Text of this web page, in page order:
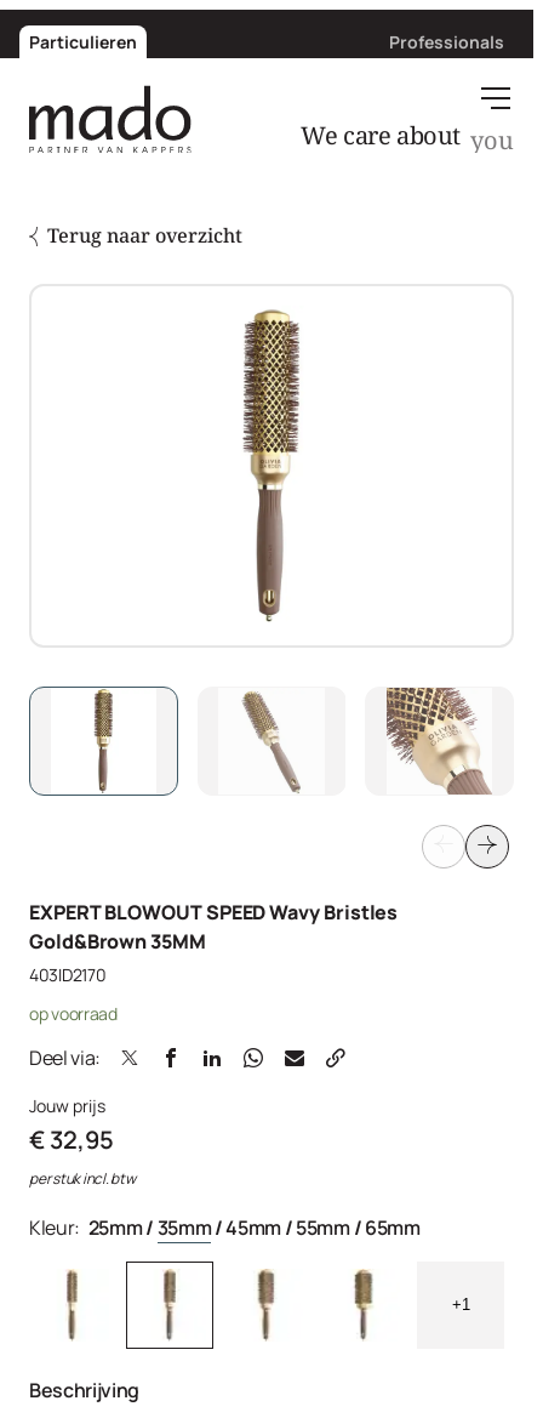
Particulieren Professionals
We care about
Terug naar overzicht
EXPERT BLOWOUT SPEED Wavy Bristles
Gold&Brown 35MM
403ID2170
op voorraad
Deel via:
Jouw prijs
€ 32,95
per stuk incl. btw
Kleur: 25mm/35mm/45mm/55mm/65mm
+1
Beschrijving